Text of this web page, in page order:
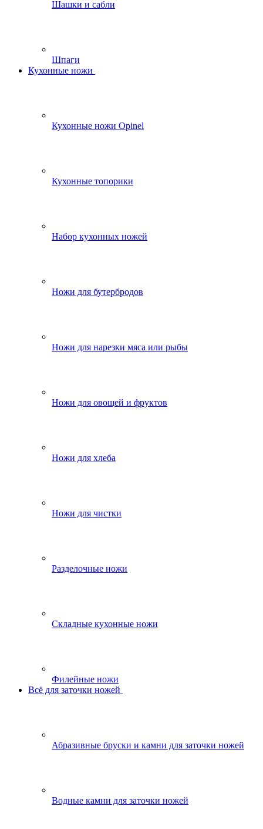
Шашки и сабли
Шпаги
Кухонные ножи
Кухонные ножи Opinel
Кухонные топорики
Набор кухонных ножей
Ножи для бутербродов
Ножи для нарезки мяса или рыбы
Ножи для овощей и фруктов
Ножи для хлеба
Ножи для чистки
Разделочные ножи
Складные кухонные ножи
Филейные ножи
Всё для заточки ножей
Абразивные бруски и камни для заточки ножей
Водные камни для заточки ножей